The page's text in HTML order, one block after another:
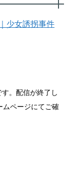
少女誘拐事件
。配信が終了し
ムページにてご確